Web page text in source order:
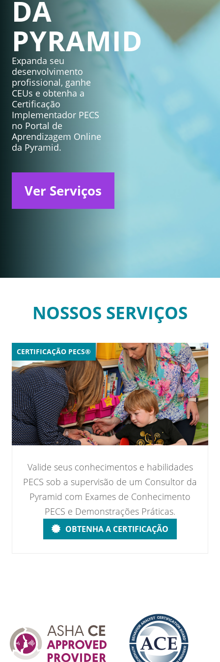
DA
PYRAMID
Expanda seu
desenvolvimento
profissional, ganhe
CEUs e obtenha a
Certificação
Implementador PECS
no Portal de
Aprendizagem Online
da Pyramid.
Ver Serviços
NOSSOS SERVIÇOS
CERTIFICAÇÃO PECS®
Valide seus conhecimentos e habilidades
PECS sob a supervisão de um Consultor da
Pyramid com Exames de Conhecimento
PECS e Demonstrações Práticas.
OBTENHA A CERTIFICAÇÃO